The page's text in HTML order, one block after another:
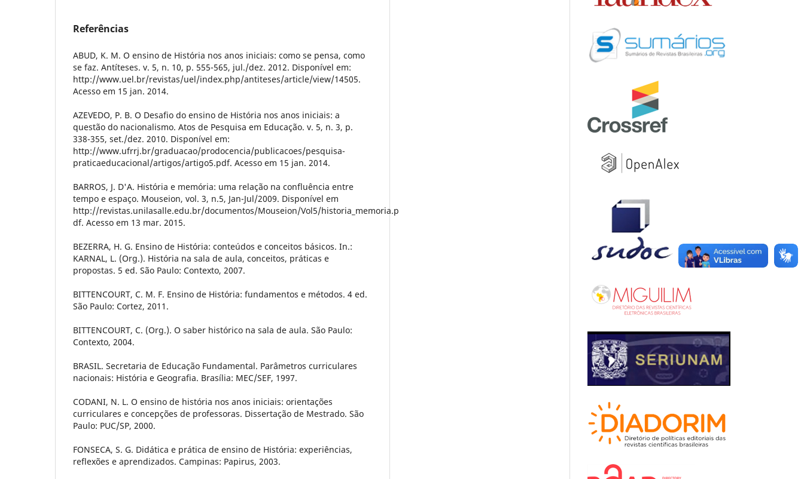
Referências
ABUD, K. M. O ensino de História nos anos iniciais: como se pensa, como
se faz. Antíteses. v. 5, n. 10, p. 555-565, jul./dez. 2012. Disponível em:
http://www.uel.br/revistas/uel/index.php/antiteses/article/view/14505.
Acesso em 15 jan. 2014.
AZEVEDO, P. B. O Desafio do ensino de História nos anos iniciais: a
questão do nacionalismo. Atos de Pesquisa em Educação. v. 5, n. 3, p.
338-355, set./dez. 2010. Disponível em:
http://www.ufrrj.br/graduacao/prodocencia/publicacoes/pesquisa-
praticaeducacional/artigos/artigo5.pdf. Acesso em 15 jan. 2014.
BARROS, J. D'A. História e memória: uma relação na confluência entre
tempo e espaço. Mouseion, vol. 3, n.5, Jan-Jul/2009. Disponível em
http://revistas.unilasalle.edu.br/documentos/Mouseion/Vol5/historia_memoria.p
df. Acesso em 13 mar. 2015.
BEZERRA, H. G. Ensino de História: conteúdos e conceitos básicos. In.:
KARNAL, L. (Org.). História na sala de aula, conceitos, práticas e
propostas. 5 ed. São Paulo: Contexto, 2007.
BITTENCOURT, C. M. F. Ensino de História: fundamentos e métodos. 4 ed.
São Paulo: Cortez, 2011.
BITTENCOURT, C. (Org.). O saber histórico na sala de aula. São Paulo:
Contexto, 2004.
BRASIL. Secretaria de Educação Fundamental. Parâmetros curriculares
nacionais: História e Geografia. Brasília: MEC/SEF, 1997.
CODANI, N. L. O ensino de história nos anos iniciais: orientações
curriculares e concepções de professoras. Dissertação de Mestrado. São
Paulo: PUC/SP, 2000.
FONSECA, S. G. Didática e prática de ensino de História: experiências,
reflexões e aprendizados. Campinas: Papirus, 2003.